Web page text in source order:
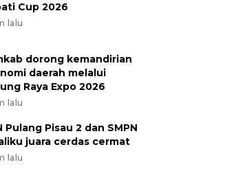
Cup 2026
lalu
dorong kemandirian
daerah melalui
Raya Expo 2026
lalu
Pulang Pisau 2 dan SMPN
juara cerdas cermat
lalu